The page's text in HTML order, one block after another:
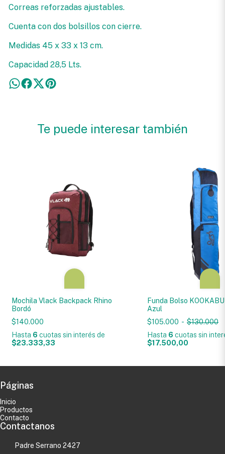
Correas reforzadas ajustables.
Cuenta con dos bolsillos con cierre.
Medidas 45 x 33 x 13 cm.
Capacidad 28,5 Lts.
Te puede interesar también
Mochila Vlack Backpack Rhino
Bordó
$140.000
Hasta 6 cuotas sin interés de
$23.333,33
Funda Bolso
Azul
$105.000 - $130.000
Hasta 6 cuotas sin
$17.500,00
Páginas
Inicio
Productos
Contacto
Contactanos
Padre Serrano 2427